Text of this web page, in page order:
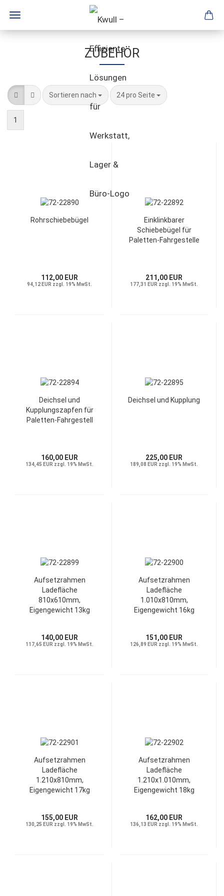
ZUBEHÖR
Sortieren nach 24 pro Seite
1
Rohrschiebebügel
112,00 EUR
94,12 EUR zzgl. 19% MwSt.
Einklinkbarer
Schiebebügel für
Paletten-Fahrgestelle
211,00 EUR
177,31 EUR zzgl. 19% MwSt.
Deichsel und
Kupplungszapfen für
Paletten-Fahrgestell
160,00 EUR
134,45 EUR zzgl. 19% MwSt.
Deichsel und Kupplung
225,00 EUR
189,08 EUR zzgl. 19% MwSt.
Aufsetzrahmen
Ladefläche
810x610mm,
Eigengewicht 13kg
140,00 EUR
117,65 EUR zzgl. 19% MwSt.
Aufsetzrahmen
Ladefläche
1.010x810mm,
Eigengewicht 16kg
151,00 EUR
126,89 EUR zzgl. 19% MwSt.
Aufsetzrahmen
Ladefläche
1.210x810mm,
Eigengewicht 17kg
155,00 EUR
130,25 EUR zzgl. 19% MwSt.
Aufsetzrahmen
Ladefläche
1.210x1.010mm,
Eigengewicht 18kg
162,00 EUR
136,13 EUR zzgl. 19% MwSt.